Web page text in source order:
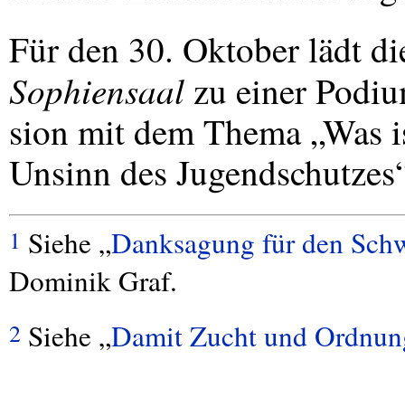
Für den 30. Oktober lädt
Sophiensaal zu einer
sion mit dem Thema
Unsinn des
1 Siehe „Danksagung für den
Dominik Graf.
2 Siehe „Damit Zucht und